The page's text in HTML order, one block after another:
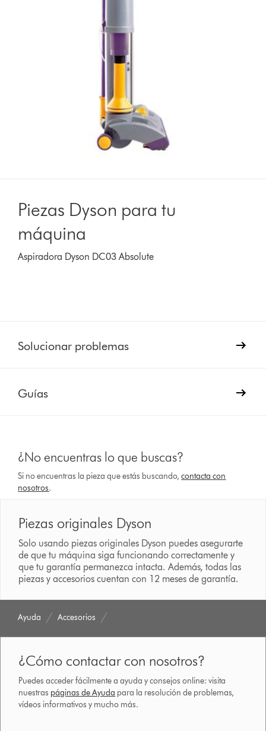
Piezas Dyson para tu
máquina
Aspiradora Dyson DC03 Absolute
Solucionar problemas
Guías
¿No encuentras lo que buscas?
Si no encuentras la pieza que estás buscando,contacta con
nosotros.
Piezas originales Dyson
Solo usando piezas originales Dyson puedes asegurarte
de que tu máquina siga funcionando correctamente y
que tu garantía permanezca intacta. Además, todas las
piezas y accesorios cuentan con 12 meses de garantía.
Ayuda Accesorios
¿Cómo contactar con nosotros?
Puedes acceder fácilmente a ayuda y consejos online: visita
nuestras páginas de Ayuda para la resolución de problemas,
vídeos informativos y mucho más.